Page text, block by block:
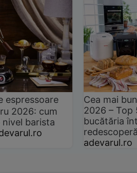
espressoare
2026: cum
barista
Cea mai
2026 –
bucătăria
adevarul.ro